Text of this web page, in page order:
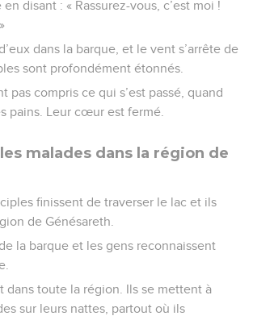
disant : « Rassurez-vous, c’est moi !
dans la barque, et le vent s’arrête de
sont profondément étonnés.
pas compris ce qui s’est passé, quand
pains. Leur cœur est fermé.
malades dans la région de
finissent de traverser le lac et ils
de Génésareth.
la barque et les gens reconnaissent
dans toute la région. Ils se mettent à
sur leurs nattes, partout où ils